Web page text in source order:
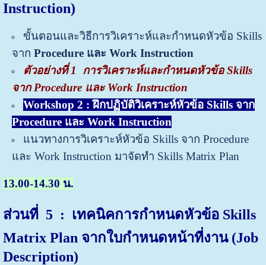
Instruction)
ขั้นตอนและวิธีการวิเคราะห์และกำหนดหัวข้อ Skills
จาก Procedure และ Work Instruction
ตัวอย่างที่ 1 การวิเคราะห์และกำหนดหัวข้อSkills
จาก Procedure และ Work Instruction
Workshop 2 : ฝึกปฏิบัติวิเคราะห์หัวข้อ Skills จาก
Procedure และ Work Instruction
แนวทางการวิเคราะห์หัวข้อ Skills จาก Procedure
และ Work Instruction มาจัดทำ Skills Matrix Plan
13.00-14.30 น.
ส่วนที่ 5 : เทคนิคการกำหนดหัวข้อ Skills
Matrix Plan จากใบกำหนดหน้าที่งาน (Job
Description)